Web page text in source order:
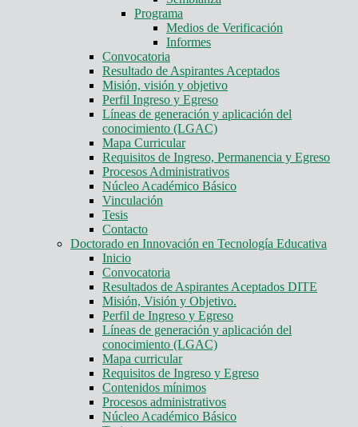
Programa
Medios de Verificación
Informes
Convocatoria
Resultado de Aspirantes Aceptados
Misión, visión y objetivo
Perfil Ingreso y Egreso
Líneas de generación y aplicación del
conocimiento (LGAC)
Mapa Curricular
Requisitos de Ingreso, Permanencia y Egreso
Procesos Administrativos
Núcleo Académico Básico
Vinculación
Tesis
Contacto
Doctorado en Innovación en Tecnología Educativa
Inicio
Convocatoria
Resultados de Aspirantes Aceptados DITE
Misión, Visión y Objetivo.
Perfil de Ingreso y Egreso
Líneas de generación y aplicación del
conocimiento (LGAC)
Mapa curricular
Requisitos de Ingreso y Egreso
Contenidos mínimos
Procesos administrativos
Núcleo Académico Básico